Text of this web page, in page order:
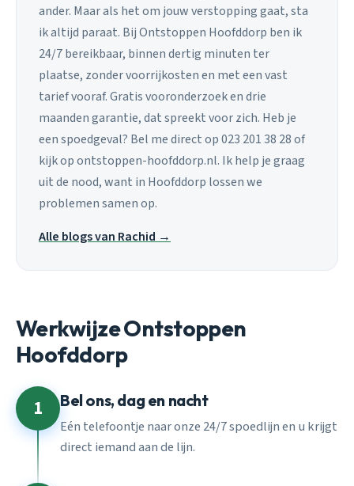
ander. Maar als het om jouw verstopping gaat, sta
ik altijd paraat. Bij Ontstoppen Hoofddorp ben ik
24/7 bereikbaar, binnen dertig minuten ter
plaatse, zonder voorrijkosten en met een vast
tarief vooraf. Gratis vooronderzoek en drie
maanden garantie, dat spreekt voor zich. Heb je
een spoedgeval? Bel me direct op 023 201 38 28 of
kijk op ontstoppen-hoofddorp.nl. Ik help je graag
uit de nood, want in Hoofddorp lossen we
problemen samen op.
Alle blogs van Rachid →
Werkwijze Ontstoppen
Hoofddorp
1 Bel ons, dag en nacht
Eén telefoontje naar onze 24/7 spoedlijn en u krijgt
direct iemand aan de lijn.